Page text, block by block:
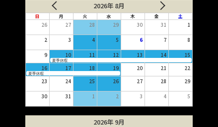
2026年 8月
日 月 火 水 木 金 土
26 27 28 29 30 31 1
2 3 4 5 6 7 8
9 10 11 12 13 14 15
夏季休暇
16 17 18 19 20 21 22
夏季休暇
23 24 25 26 27 28 29
30 31 1 2 3 4 5
2026年 9月